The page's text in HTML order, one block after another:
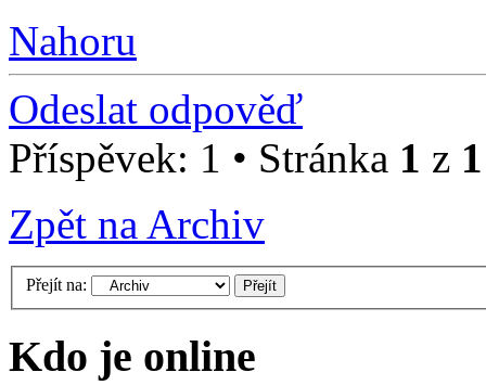
Nahoru
Odeslat odpověď
Příspěvek: 1 • Stránka 1 z 1
Zpět na Archiv
Přejít na:
Kdo je online